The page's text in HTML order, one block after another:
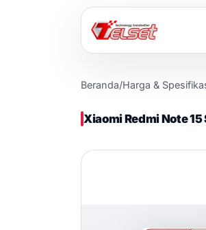
Beranda/Harga &
Xiaomi Redmi Note 15